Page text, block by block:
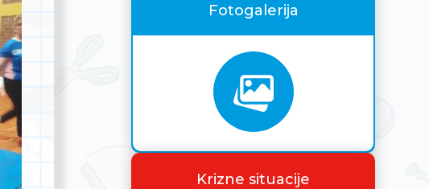
Fotogalerija
Krizne situacije